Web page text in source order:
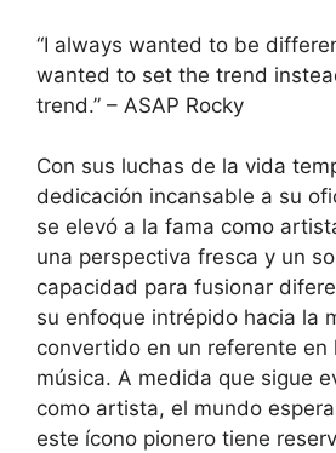
“I always wanted to be
wanted to set the trend
trend.” – ASAP Rocky
Con sus luchas de la vida
dedicación incansable a su
se elevó a la fama como
una perspectiva fresca y un
capacidad para fusionar
su enfoque intrépido hacia la
convertido en un referente en
música. A medida que sigue
como artista, el mundo
este ícono pionero tiene